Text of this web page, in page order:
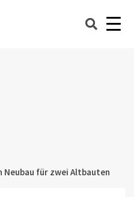
Neubau für zwei Altbauten